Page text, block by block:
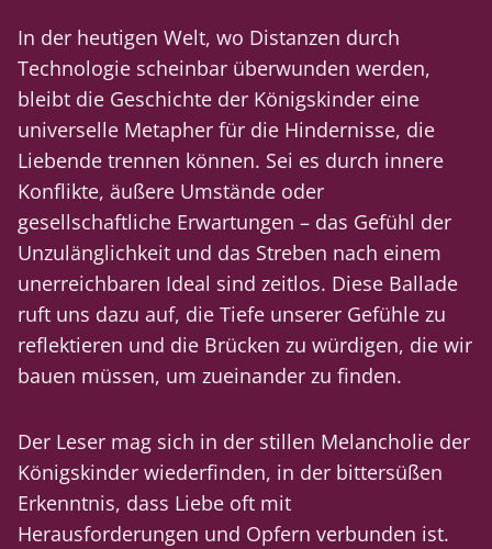
In der heutigen Welt, wo Distanzen durch
Technologie scheinbar überwunden werden,
bleibt die Geschichte der Königskinder eine
universelle Metapher für die Hindernisse, die
Liebende trennen können. Sei es durch innere
Konflikte, äußere Umstände oder
gesellschaftliche Erwartungen – das Gefühl der
Unzulänglichkeit und das Streben nach einem
unerreichbaren Ideal sind zeitlos. Diese Ballade
ruft uns dazu auf, die Tiefe unserer Gefühle zu
reflektieren und die Brücken zu würdigen, die wir
bauen müssen, um zueinander zu finden.
Der Leser mag sich in der stillen Melancholie der
Königskinder wiederfinden, in der bittersüßen
Erkenntnis, dass Liebe oft mit
Herausforderungen und Opfern verbunden ist.